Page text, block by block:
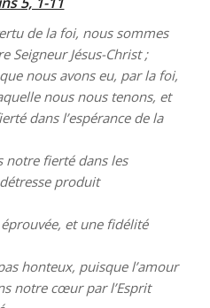
de la foi, nous sommes
Seigneur Jésus-Christ ;
nous avons eu, par la foi,
nous nous tenons, et
dans l’espérance de la
fierté dans les
produit
et une fidélité
honteux, puisque l’amour
notre cœur par l’Esprit